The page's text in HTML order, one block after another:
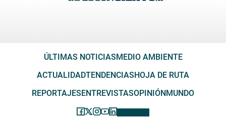
ÚLTIMAS NOTICIAS MEDIO AMBIENTE
ACTUALIDADTENDENCIAS HOJA DE RUTA
REPORTAJES ENTREVISTASOPINIÓN MUNDO